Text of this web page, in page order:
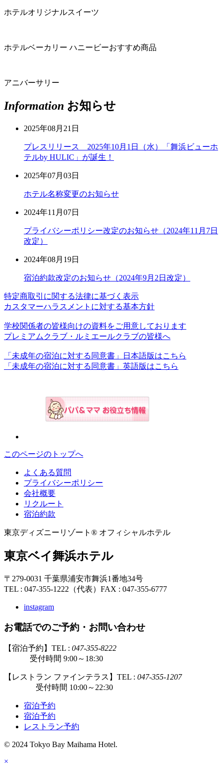
ホテルオリジナルスイーツ
ホテルベーカリー ハニービーおすすめ商品
アニバーサリー
Information お知らせ
2025年08月21日
プレスリリース 2025年10月1日（水）「舞浜ビューホ
テルby HULIC」が誕生！
2025年07月03日
ホテル名称変更のお知らせ
2024年11月07日
プライバシーポリシー改定のお知らせ（2024年11月7日
改定）
2024年08月19日
宿泊約款改定のお知らせ（2024年9月2日改定）
特定商取引に関する法律に基づく表示
カスタマーハラスメントに対する基本方針
学校関係者の皆様向けの資料をご用意しております
プレミアムクラブ・ルミエールクラブの皆様へ
「未成年の宿泊に対する同意書」日本語版はこちら
「未成年の宿泊に対する同意書」英語版はこちら
このページのトップへ
よくある質問
プライバシーポリシー
会社概要
リクルート
宿泊約款
東京ディズニーリゾート® オフィシャルホテル
東京ベイ舞浜ホテル
〒279-0031 千葉県浦安市舞浜1番地34号
TEL : 047-355-1222（代表） FAX : 047-355-6777
instagram
お電話でのご予約・お問い合わせ
【宿泊予約】TEL : 047-355-8222
受付時間 9:00～18:30
【レストラン ファインテラス】TEL : 047-355-1207
受付時間 10:00～22:30
宿泊予約
宿泊予約
レストラン予約
© 2024 Tokyo Bay Maihama Hotel.
×